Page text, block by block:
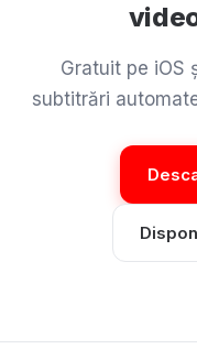
Gratuit pe iOS
subtitrări